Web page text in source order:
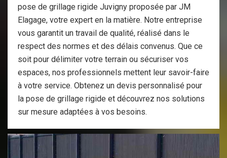
pose de grillage rigide Juvigny proposée par JM
Elagage, votre expert en la matière. Notre entreprise
vous garantit un travail de qualité, réalisé dans le
respect des normes et des délais convenus. Que ce
soit pour délimiter votre terrain ou sécuriser vos
espaces, nos professionnels mettent leur savoir-faire
à votre service. Obtenez un devis personnalisé pour
la pose de grillage rigide et découvrez nos solutions
sur mesure adaptées à vos besoins.